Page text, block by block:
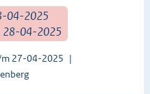
04-2025
28-04-2025
27-04-2025